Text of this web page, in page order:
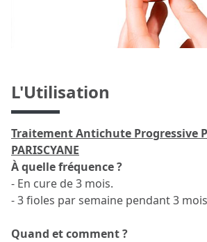
L'Utilisation
Traitement Antichute Progressive
PARISCYANE
À quelle fréquence ?
- En cure de 3 mois.
- 3 fioles par semaine pendant 3
Quand et comment ?